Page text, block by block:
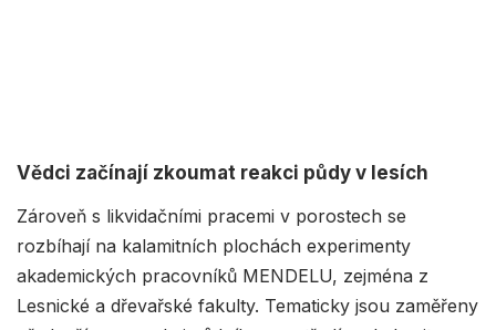
Vědci začínají zkoumat reakci půdy v lesích
Zároveň s likvidačními pracemi v porostech se
rozbíhají na kalamitních plochách experimenty
akademických pracovníků MENDELU, zejména z
Lesnické a dřevařské fakulty. Tematicky jsou zaměřeny